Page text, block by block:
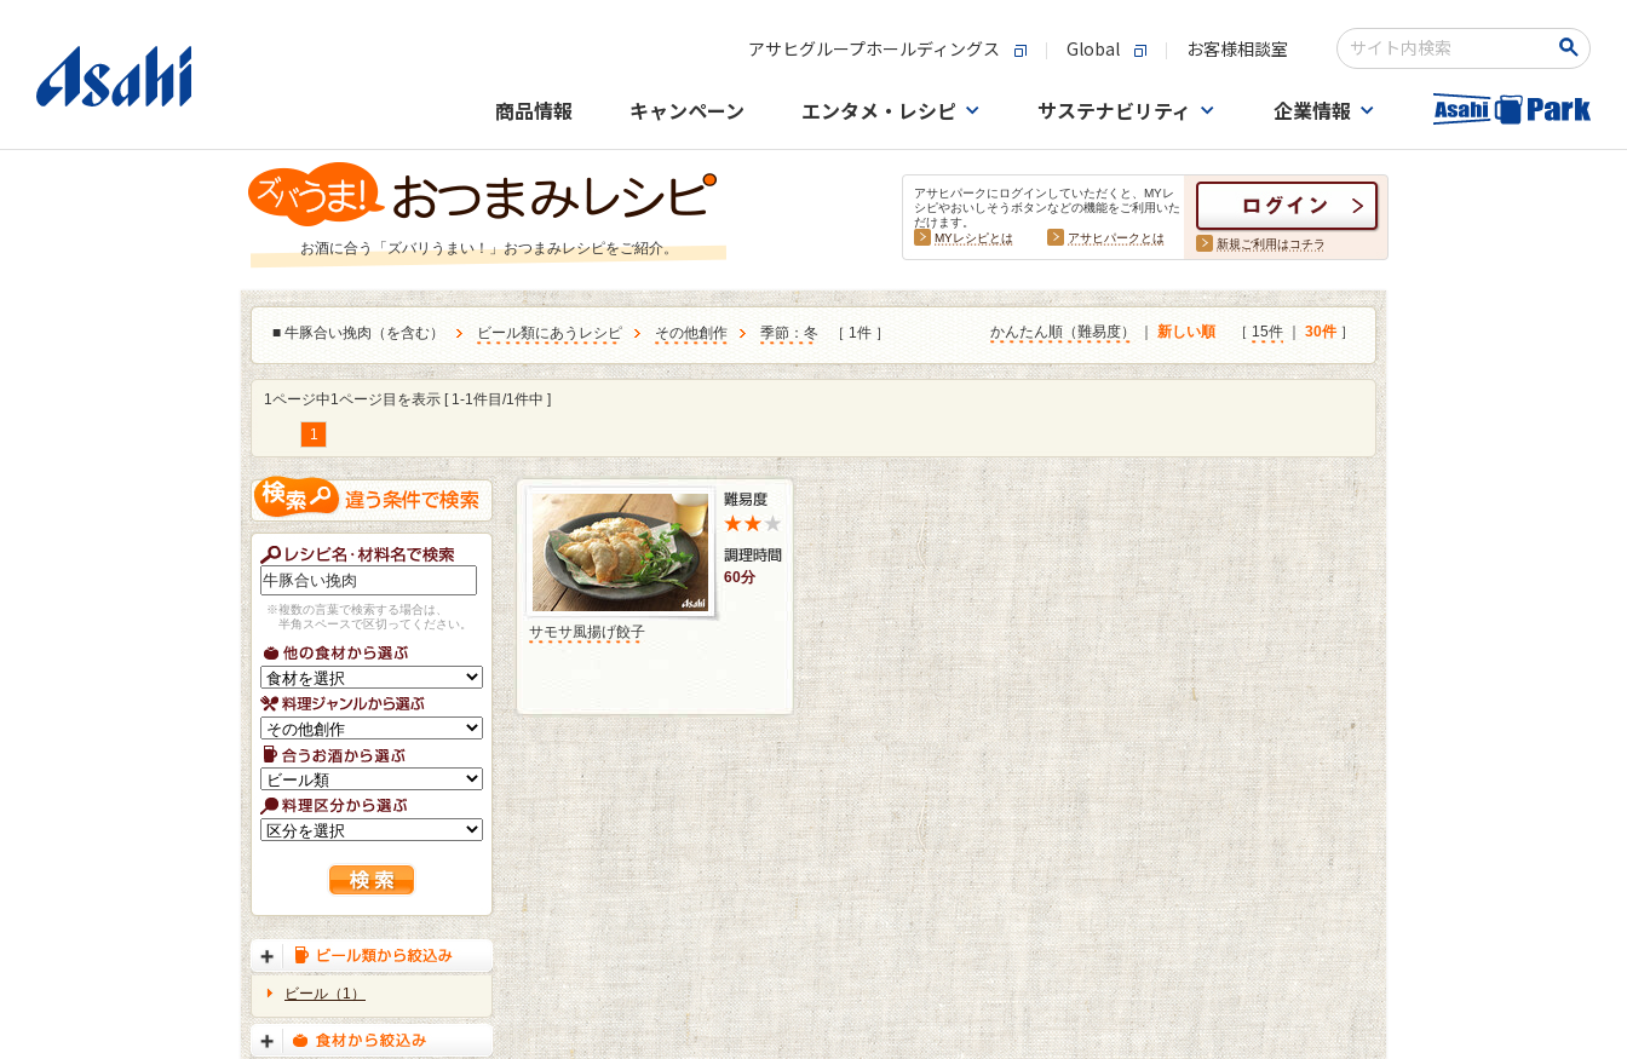
アサヒグループホールディングス Global お客様相談室
検索キーワード入力
商品情報 キャンペーン エンタメ・レシピ サステナビリティ 企業情報
お酒に合う「ズバリうまい！」おつまみレシピをご紹介。
アサヒパークにログインしていただくと、MYレ
シピやおいしそうボタンなどの機能をご利用いた
だけます。
MYレシピとは
アサヒパークとは 新規ご利用はコチラ
■ 牛豚合い挽肉（を含む） ビール類にあうレシピ その他創作 季節：冬 ［ 1件 ］ かんたん順（難易度） 新しい順 ［ 15件 30件 ］
1ページ中1ページ目を表示 [ 1-1件目/1件中 ]
1
※複数の言葉で検索する場合は、
半角スペースで区切ってください。
ビール（1）
60分
サモサ風揚げ餃子